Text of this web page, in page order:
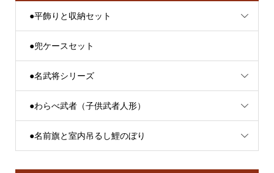
●平飾りと収納セット
●兜ケースセット
●名武将シリーズ
●わらべ武者（子供武者人形）
●名前旗と室内吊るし鯉のぼり